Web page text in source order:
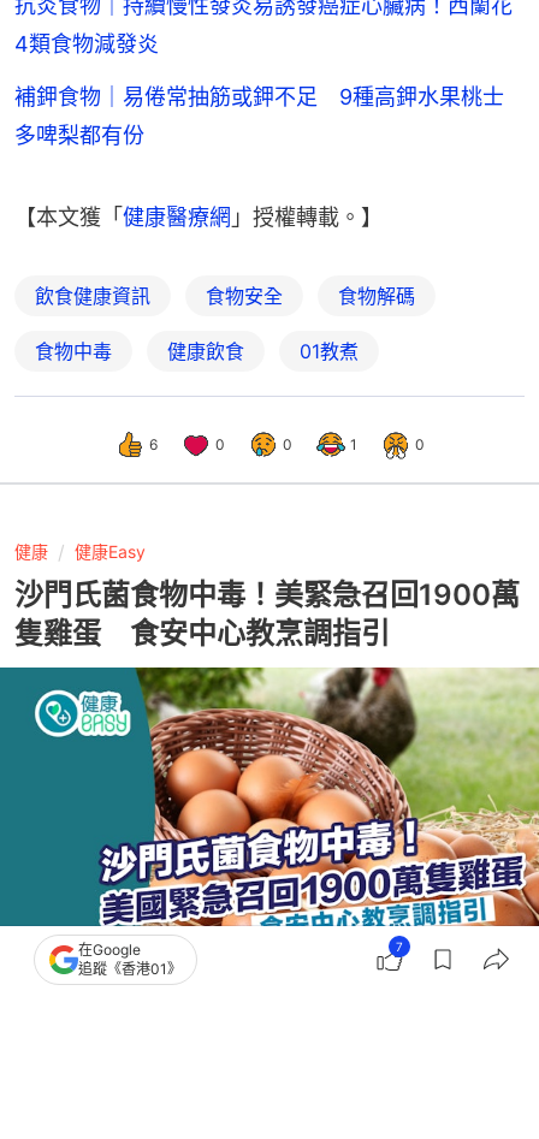
抗炎食物｜持續慢性發炎易誘發癌症心臟病！西蘭花
4類食物減發炎
補鉀食物｜易倦常抽筋或鉀不足 9種高鉀水果桃士
多啤梨都有份
【本文獲「 健康醫療網 」授權轉載。】
飲食健康資訊 食物安全 食物解碼
食物中毒 健康飲食 01教煮
6 0 0 1 0
健康 健康Easy
沙門氏菌食物中毒！美緊急召回1900萬
隻雞蛋 食安中心教烹調指引
撰文：賈桂琳
在Google
追蹤《香港01》
7